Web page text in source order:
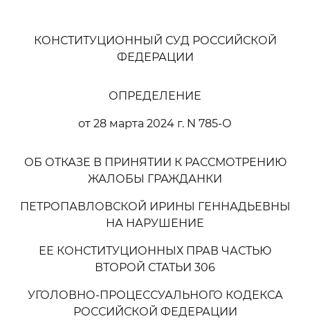
КОНСТИТУЦИОННЫЙ СУД РОССИЙСКОЙ
ФЕДЕРАЦИИ
ОПРЕДЕЛЕНИЕ
от 28 марта 2024 г. N 785-О
ОБ ОТКАЗЕ В ПРИНЯТИИ К РАССМОТРЕНИЮ
ЖАЛОБЫ ГРАЖДАНКИ
ПЕТРОПАВЛОВСКОЙ ИРИНЫ ГЕННАДЬЕВНЫ
НА НАРУШЕНИЕ
ЕЕ КОНСТИТУЦИОННЫХ ПРАВ ЧАСТЬЮ
ВТОРОЙ СТАТЬИ 306
УГОЛОВНО-ПРОЦЕССУАЛЬНОГО КОДЕКСА
РОССИЙСКОЙ ФЕДЕРАЦИИ